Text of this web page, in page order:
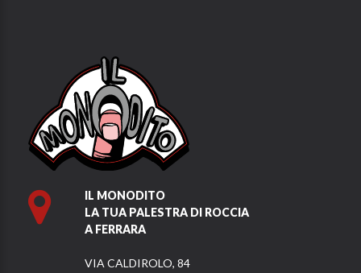
IL MONODITO
LA TUA PALESTRA DI ROCCIA
A FERRARA
VIA CALDIROLO, 84